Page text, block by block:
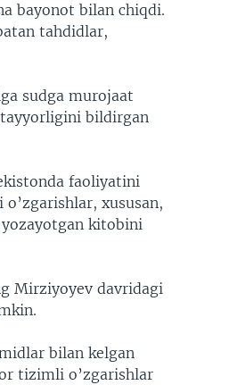
bayonot bilan chiqdi.
tahdidlar,
sudga murojaat
bildirgan
faoliyatini
xususan,
yozayotgan kitobini
Mirziyoyev davridagi
bilan kelgan
tizimli o’zgarishlar